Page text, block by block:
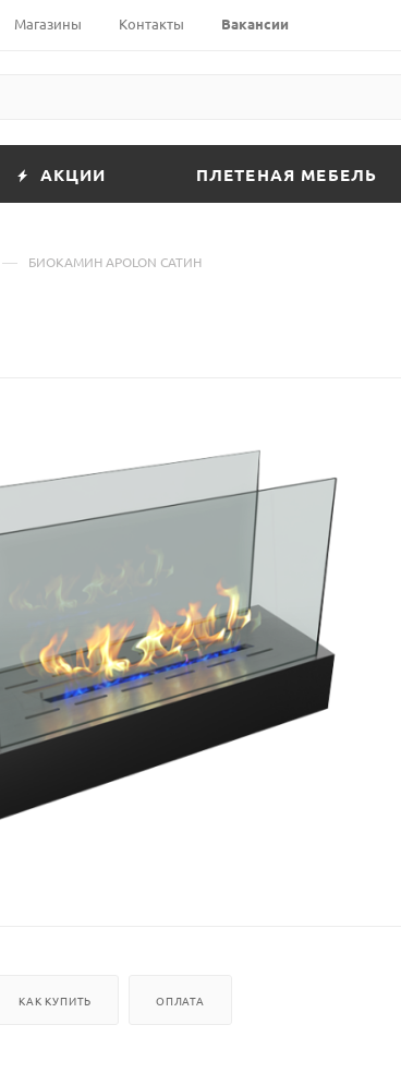
Магазины Контакты Вакансии
АКЦИИ ПЛЕТЕНАЯ МЕБЕЛЬ
— БИОКАМИН APOLON САТИН
КАК КУПИТЬ ОПЛАТА